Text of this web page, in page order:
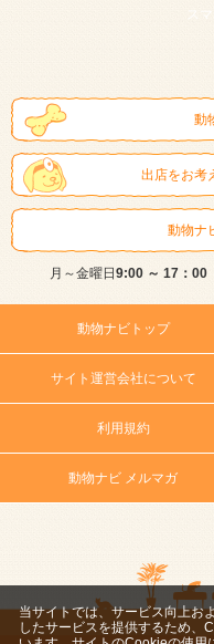
ス
動
出店をお考
動物ナ
月～金曜日 9:00 ～ 17：00
動物ナビトップ
サイト運営会社について
利用規約
動物ナビ メルマガ
当サイトでは、サービス向上お
したサービスを提供するため、